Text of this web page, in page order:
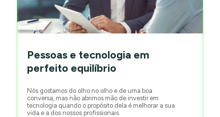
Pessoas e tecnologia em
perfeito equilíbrio
Nós gostamos do olho no olho e de uma boa
conversa, mas não abrimos mão de investir em
tecnologia quando o propósito dela é melhorar a sua
vida e a dos nossos profissionais.